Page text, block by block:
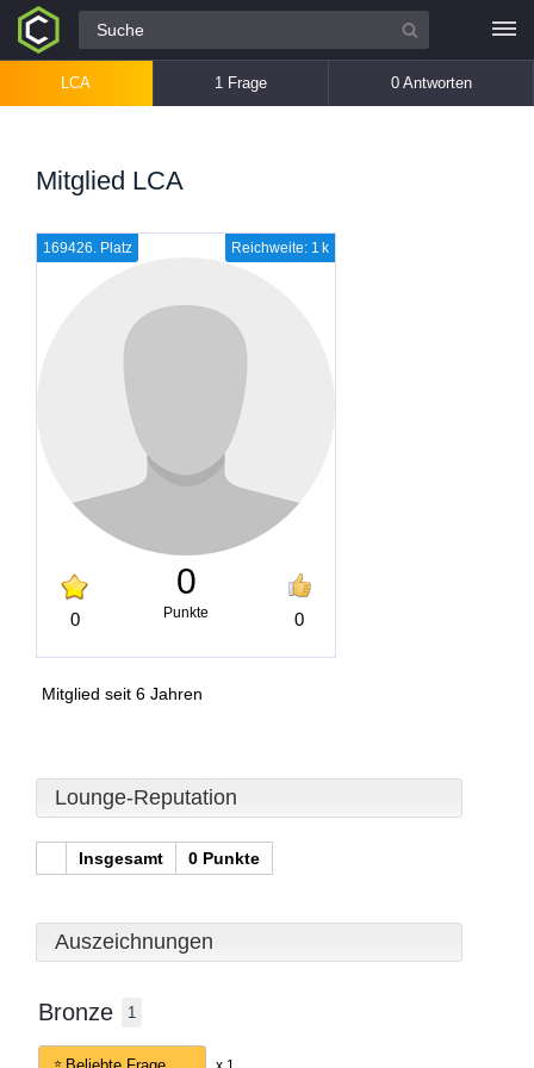
Alle Fragen
LCA 1 Frage 0 Antworten
Mitglied LCA
Reichweite: 1 k
169426. Platz
0
0
Punkte 0
Mitglied seit 6 Jahren
Lounge-Reputation
Insgesamt 0 Punkte
Auszeichnungen
Bronze 1